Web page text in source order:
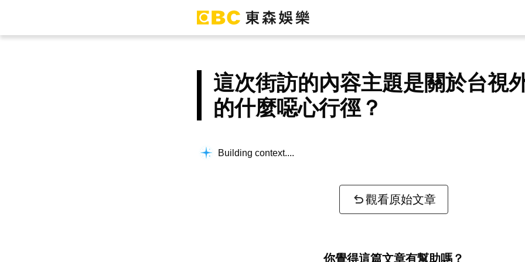
這次街訪的內容主題是關於台視
的什麼噁心行徑？
Building context...
觀看原始文章
你覺得這篇文章有幫助嗎？